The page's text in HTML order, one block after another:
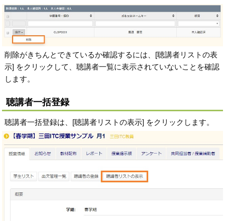
削除がきちんとできているか確認するには、[聴講者リストの表
示] をクリックして、聴講者一覧に表示されていないことを確認
します。
聴講者一括登録
聴講者一括登録は、[聴講者リストの表示] をクリックします。